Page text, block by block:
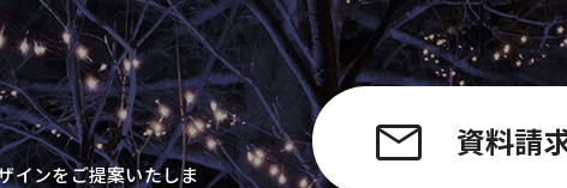
インをご提案いたしま
資料請